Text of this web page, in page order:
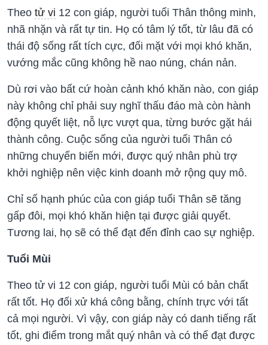
Theo tử vi 12 con giáp, người tuổi Thân thông minh,
nhã nhặn và rất tự tin. Họ có tâm lý tốt, từ lâu đã có
thái độ sống rất tích cực, đối mặt với mọi khó khăn,
vướng mắc cũng không hề nao núng, chán nản.
Dù rơi vào bất cứ hoàn cảnh khó khăn nào, con giáp
này không chỉ phải suy nghĩ thấu đáo mà còn hành
động quyết liệt, nỗ lực vượt qua, từng bước gặt hái
thành công. Cuộc sống của người tuổi Thân có
những chuyển biến mới, được quý nhân phù trợ
khởi nghiệp nên việc kinh doanh mở rộng quy mô.
Chỉ số hạnh phúc của con giáp tuổi Thân sẽ tăng
gấp đôi, mọi khó khăn hiện tại được giải quyết.
Tương lai, họ sẽ có thể đạt đến đỉnh cao sự nghiệp.
Tuổi Mùi
Theo tử vi 12 con giáp, người tuổi Mùi có bản chất
rất tốt. Họ đối xử khá công bằng, chính trực với tất
cả mọi người. Vì vậy, con giáp này có danh tiếng rất
tốt, ghi điểm trong mắt quý nhân và có thể đạt được